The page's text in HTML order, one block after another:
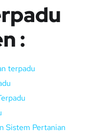
:
terpadu
Sistem Pertanian